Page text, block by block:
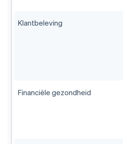
Klantbeleving
Financiële gezondheid